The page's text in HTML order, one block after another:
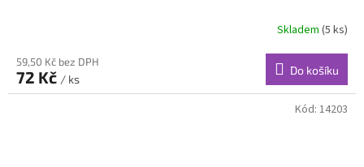
Skladem (5 ks)
59,50 Kč bez DPH
72 Kč / ks
Do košíku
Kód: 14203